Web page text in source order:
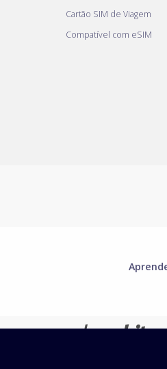
Cartão SIM de Viagem
Compatível com eSIM